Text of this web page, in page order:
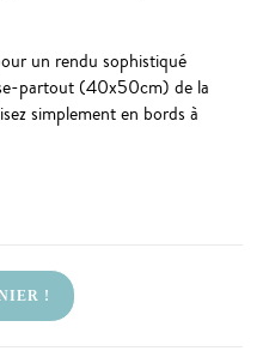
un rendu sophistiqué
partout (40x50cm) de la
simplement en bords à
!